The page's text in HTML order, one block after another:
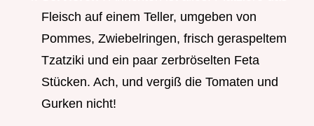
Fleisch auf einem Teller, umgeben von
Pommes, Zwiebelringen, frisch geraspeltem
Tzatziki und ein paar zerbröselten Feta
Stücken. Ach, und vergiß die Tomaten und
Gurken nicht!